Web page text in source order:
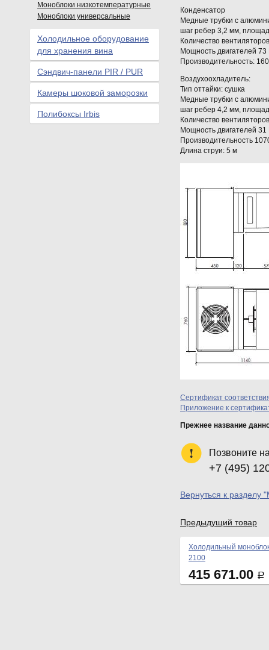
Конденсатор
Медные трубки с
шаг ребер 3,2 мм,
Количество
Мощность двигателей 73
Производительность:
Воздухоохладитель:
Тип оттайки: сушка
Медные трубки с
шаг ребер 4,2 мм,
Количество
Мощность двигателей 31
Производительность
Длина струи: 5 м
Сертификат
Приложение к
Прежнее название
Позвоните
+7 (495)
Вернуться к разделу
Предыдущий товар
Холодильный
2100
415 671.00 Р
Моноблоки низкотемпературные
Моноблоки универсальные
Холодильное оборудование
для хранения вина
Сэндвич-панели PIR / PUR
Камеры шоковой заморозки
Полибоксы Irbis